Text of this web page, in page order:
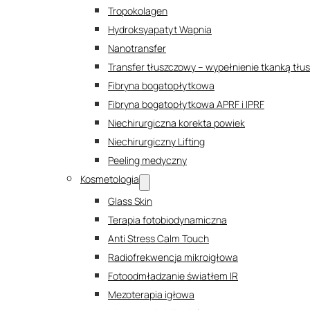
Tropokolagen
Hydroksyapatyt Wapnia
Nanotransfer
Transfer tłuszczowy – wypełnienie tkanką
Fibryna bogatopłytkowa
Fibryna bogatopłytkowa APRF i IPRF
Niechirurgiczna korekta powiek
Niechirurgiczny Lifting
Peeling medyczny
Kosmetologia
Glass Skin
Terapia fotobiodynamiczna
Anti Stress Calm Touch
Radiofrekwencja mikroigłowa
Fotoodmładzanie światłem IR
Mezoterapia igłowa